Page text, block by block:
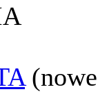
(nowe